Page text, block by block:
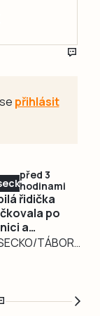
přihlásit
před 3
hodinami
řidička
po
a
TÁBORSKO
ve